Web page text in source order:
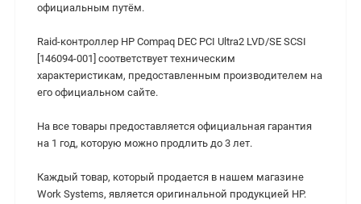
официальным путём.
Raid-контроллер HP Compaq DEC PCI Ultra2 LVD/SE SCSI
[146094-001] cоответствует техническим
характеристикам, предоставленным производителем на
его официальном сайте.
На все товары предоставляется официальная гарантия
на 1 год, которую можно продлить до 3 лет.
Каждый товар, который продается в нашем магазине
Work Systems, является оригинальной продукцией HP.